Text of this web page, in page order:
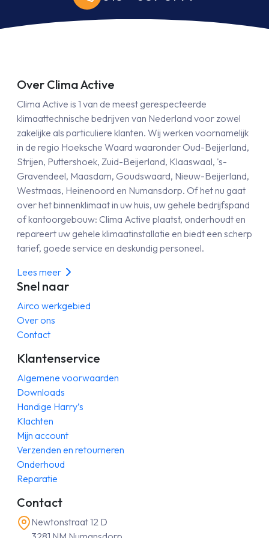
Over Clima Active
Clima Active is 1 van de meest gerespecteerde
klimaattechnische bedrijven van Nederland voor zowel
zakelijke als particuliere klanten. Wij werken voornamelijk
in de regio Hoeksche Waard waaronder Oud-Beijerland,
Strijen, Puttershoek, Zuid-Beijerland, Klaaswaal, 's-
Gravendeel, Maasdam, Goudswaard, Nieuw-Beijerland,
Westmaas, Heinenoord en Numansdorp. Of het nu gaat
over het binnenklimaat in uw huis, uw gehele bedrijfspand
of kantoorgebouw: Clima Active plaatst, onderhoudt en
repareert uw gehele klimaatinstallatie en biedt een scherp
tarief, goede service en deskundig personeel.
Lees meer
Snel naar
Airco werkgebied
Over ons
Contact
Klantenservice
Algemene voorwaarden
Downloads
Handige Harry’s
Klachten
Mijn account
Verzenden en retourneren
Onderhoud
Reparatie
Contact
Newtonstraat 12 D